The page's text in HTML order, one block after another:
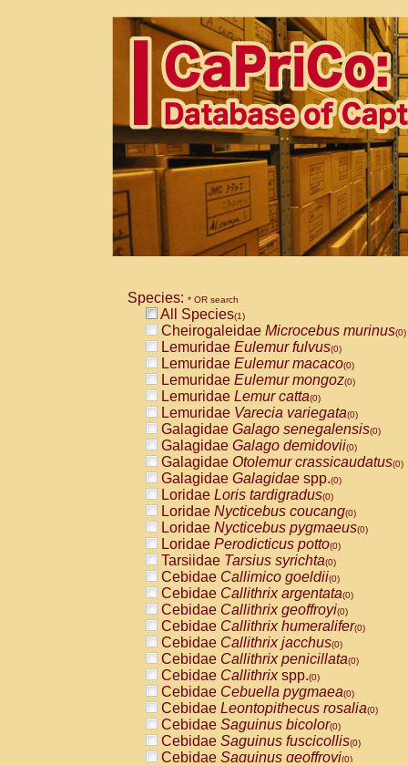
Species: * OR search
All Species(1)
Cheirogaleidae Microcebus murinus(0)
Lemuridae Eulemur fulvus(0)
Lemuridae Eulemur macaco(0)
Lemuridae Eulemur mongoz(0)
Lemuridae Lemur catta(0)
Lemuridae Varecia variegata(0)
Galagidae Galago senegalensis(0)
Galagidae Galago demidovii(0)
Galagidae Otolemur crassicaudatus(0)
Galagidae Galagidae spp.(0)
Loridae Loris tardigradus(0)
Loridae Nycticebus coucang(0)
Loridae Nycticebus pygmaeus(0)
Loridae Perodicticus potto(0)
Tarsiidae Tarsius syrichta(0)
Cebidae Callimico goeldii(0)
Cebidae Callithrix argentata(0)
Cebidae Callithrix geoffroyi(0)
Cebidae Callithrix humeralifer(0)
Cebidae Callithrix jacchus(0)
Cebidae Callithrix penicillata(0)
Cebidae Callithrixspp.(0)
Cebidae Cebuella pygmaea(0)
Cebidae Leontopithecus rosalia(0)
Cebidae Saguinus bicolor(0)
Cebidae Saguinus fuscicollis(0)
Cebidae Saguinus geoffroyi(0)